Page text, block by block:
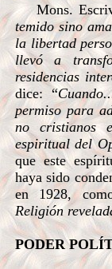
Mons.
temido sino
la libertad
llevó a
residencias
dice: “
permiso para
no cristianos
espiritual del
que este
haya sido
en 1928,
Religión
PODER